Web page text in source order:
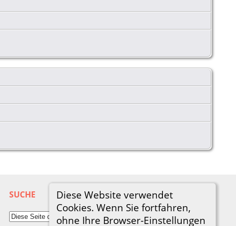
Diese Website verwendet
Cookies. Wenn Sie fortfahren,
ohne Ihre Browser-Einstellungen
SUCHE